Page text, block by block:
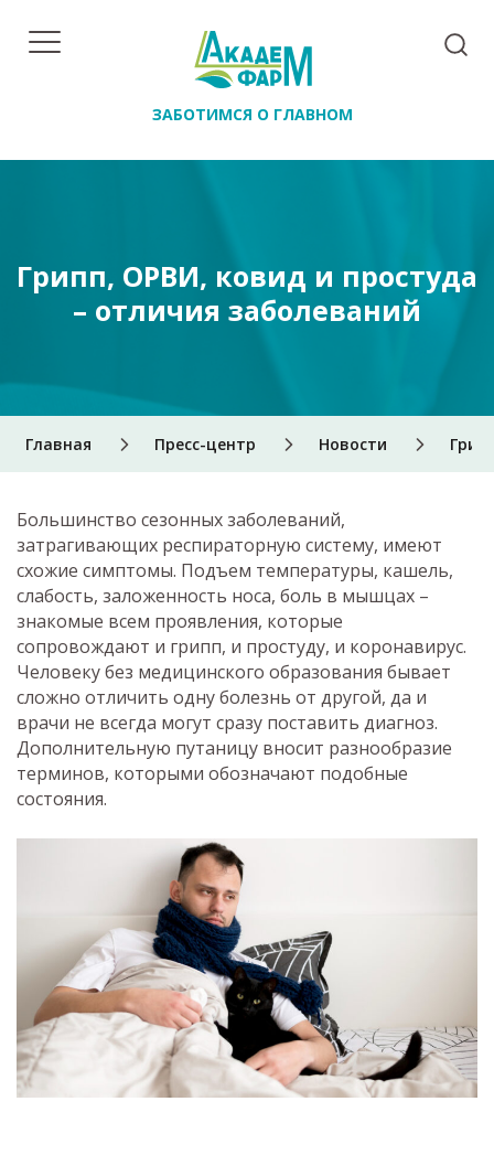
ЗАБОТИМСЯ О ГЛАВНОМ
Главная Пресс-центр Новости
Грипп, ОРВИ, ковид и простуда
– отличия заболеваний
Большинство сезонных заболеваний,
затрагивающих респираторную систему, имеют
схожие симптомы. Подъем температуры, кашель,
слабость, заложенность носа, боль в мышцах –
знакомые всем проявления, которые
сопровождают и грипп, и простуду, и коронавирус.
Человеку без медицинского образования бывает
сложно отличить одну болезнь от другой, да и
врачи не всегда могут сразу поставить диагноз.
Дополнительную путаницу вносит разнообразие
терминов, которыми обозначают подобные
состояния.